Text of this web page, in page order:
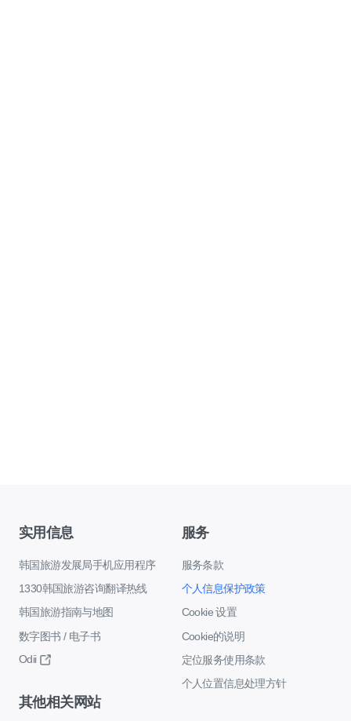
实用信息
韩国旅游发展局手机应用程序
1330韩国旅游咨询翻译热线
韩国旅游指南与地图
数字图书 / 电子书
Odii
服务
服务条款
个人信息保护政策
Cookie 设置
Cookie的说明
定位服务使用条款
个人位置信息处理方针
其他相关网站